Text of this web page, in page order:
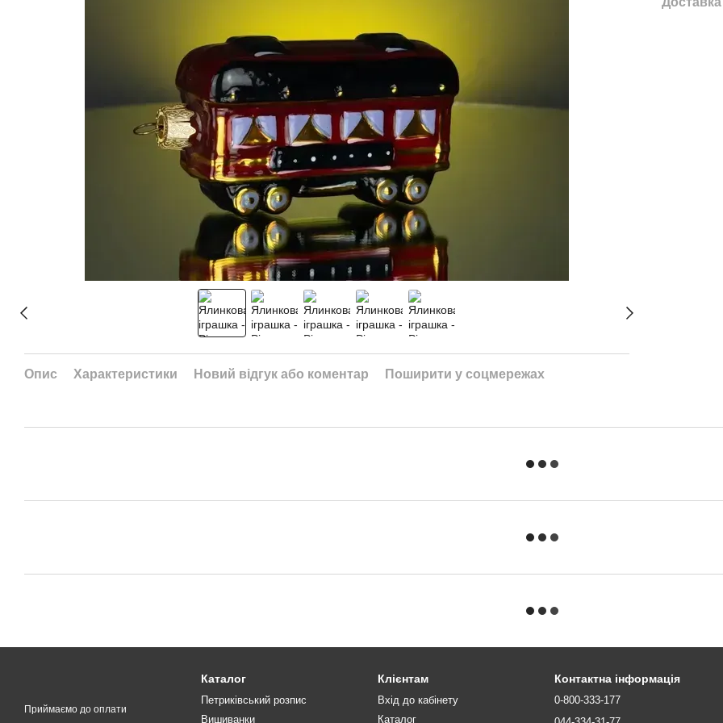
Опис Характеристики Новий відгук або коментар Поширити у соцмережах
Приймаємо до оплати
Каталог
Петриківський розпис
Вишиванки
Клієнтам
Вхід до кабінету
Каталог
Контактна інформація
0-800-333-177